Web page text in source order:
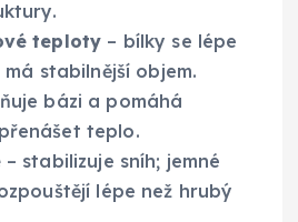
teploty – bílky se lépe
stabilnější objem.
bázi a pomáhá
teplo.
– stabilizuje sníh; jemné
lépe než hrubý